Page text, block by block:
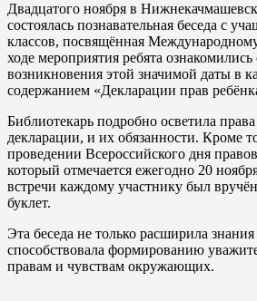
Двадцатого ноября в
состоялась познавательная беседа с
классов, посвящённая
ходе мероприятия ребята ознакомились
возникновения этой значимой даты в
содержанием «Декларации прав
Библиотекарь подробно осветила
декларации, и их обязанности. Кроме
проведении Всероссийского дня
который отмечается ежегодно 20
встречи каждому участнику был
буклет.
Эта беседа не только расширила
способствовала формированию
правам и чувствам окружающих.